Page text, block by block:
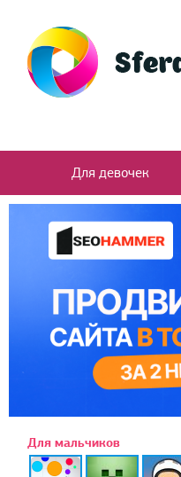
Для девочек
Для мальчиков